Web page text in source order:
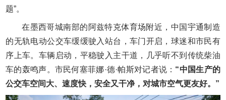
题”。
在墨西哥城南部的阿兹特克体育场附近，中国宇通制造
的无轨电动公交车缓缓驶入站台，车门开启，球迷和市民有
序上车。车辆启动，平稳驶入主干道，几乎听不到传统柴油
车的轰鸣声。市民何塞菲娜·德·帕斯对记者说： “中国生产的
公交车空间大、速度快，安全又干净，对城市空气更友好。”